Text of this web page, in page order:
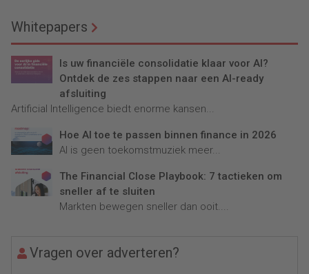
Whitepapers
Is uw financiële consolidatie klaar voor AI?
Ontdek de zes stappen naar een AI-ready
afsluiting
Artificial Intelligence biedt enorme kansen...
Hoe AI toe te passen binnen finance in 2026
AI is geen toekomstmuziek meer...
The Financial Close Playbook: 7 tactieken om
sneller af te sluiten
Markten bewegen sneller dan ooit....
Vragen over adverteren?